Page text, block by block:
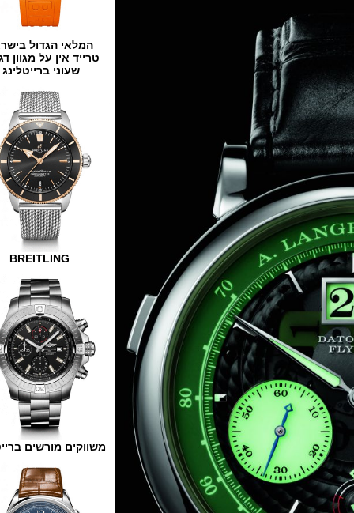
המלאי הגדול בישראל
טרייד אין על מגוון דגמים
שעוני ברייטלינג
BREITLING
משווקים מורשים ברייטלינג